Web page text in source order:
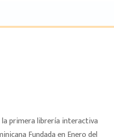
primera librería interactiva